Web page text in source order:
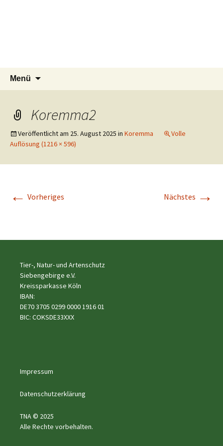
Tier Natur und Artenschutz
Siebengebirge e.V.
Tierschutzverein seit 1985 im Siebengebirge –
Orscheider Tierschutzhof
Menü
Koremma2
Veröffentlicht am 25. August 2025 in Koremma
Volle
Auflösung (1216 × 596)
← Vorheriges Nächstes →
Tier-, Natur- und Artenschutz
Siebengebirge e.V.
Kreissparkasse Köln
IBAN:
DE70 3705 0299 0000 1916 01
BIC: COKSDE33XXX
Impressum
Datenschutzerklärung
TNA © 2025
Alle Rechte vorbehalten.